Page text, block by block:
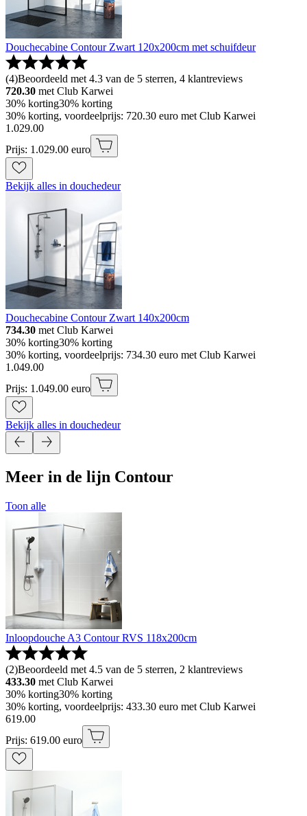
Douchecabine Contour Zwart 120x200cm met schuifdeur
(4)Beoordeeld met 4.3 van de 5 sterren, 4 klantreviews
720.30 met Club Karwei
30% korting30% korting
30% korting, voordeelprijs: 720.30 euro met Club Karwei
1 .029.00
Prijs: 1.029.00 euro
Bekijk alles in douchedeur
Douchecabine Contour Zwart 140x200cm
734.30 met Club Karwei
30% korting30% korting
30% korting, voordeelprijs: 734.30 euro met Club Karwei
1 .049.00
Prijs: 1.049.00 euro
Bekijk alles in douchedeur
Meer in de lijn Contour
Toon alle
Inloopdouche A3 Contour RVS 118x200cm
(2)Beoordeeld met 4.5 van de 5 sterren, 2 klantreviews
433.30 met Club Karwei
30% korting30% korting
30% korting, voordeelprijs: 433.30 euro met Club Karwei
619.00
Prijs: 619.00 euro